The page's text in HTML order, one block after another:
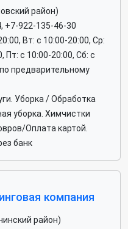
район)
+7-922-135-46-30
Вт: c 10:00-20:00, Ср:
Пт: c 10:00-20:00, Сб: c
предварительному
Уборка / Обработка
уборка. Химчистки
Оплата картой.
банк
компания
район)